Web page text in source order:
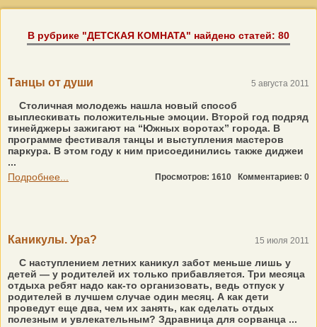
В рубрике "ДЕТСКАЯ КОМНАТА" найдено статей: 80
Танцы от души 5 августа 2011
Столичная молодежь нашла новый способ
выплескивать по­ложительные эмоции. Второй год подряд
тинейджеры зажигают на “Южных воротах” города. В
программе фестиваля танцы и выступления мастеров
паркура. В этом году к ним присоединились также диджеи
...
Подробнее...
Просмотров: 1610 Комментариев: 0
Каникулы. Ура? 15 июля 2011
С наступлением летних каникул забот меньше лишь у
детей — у родителей их только прибавляется. Три месяца
отдыха ребят надо как-то организовать, ведь отпуск у
родителей в лучшем случае один месяц. А как дети
проведут еще два, чем их занять, как сделать отдых
полезным и увлекательным? Здравница для сорванца ...